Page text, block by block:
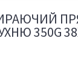
350G